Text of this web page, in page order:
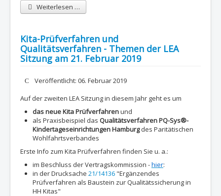
Weiterlesen …
Kita-Prüfverfahren und
Qualitätsverfahren - Themen der LEA
Sitzung am 21. Februar 2019
DetailsVeröffentlicht: 06. Februar 2019
Auf der zweiten LEA Sitzung in diesem Jahr geht es um
das neue Kita Prüfverfahrenund
als Praxisbeispiel das Qualitätsverfahren PQ-Sys®-
Kindertageseinrichtungen Hamburgdes Paritätischen
Wohlfahrtsverbandes
Erste Info zum Kita Prüfverfahren finden Sie u. a.:
im Beschluss der Vertragskommission -hier:
in der Drucksache 21/14136 "Ergänzendes
Prüfverfahren als Baustein zur Qualitätssicherung in
HH Kitas"